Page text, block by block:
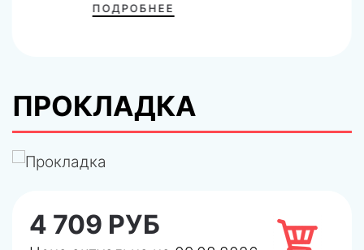
ПОДРОБНЕЕ
ПРОКЛАДКА
4 709 РУБ